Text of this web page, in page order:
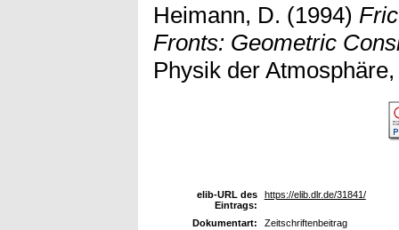
Heimann, D. (1994)
Fronts: Geometric
Physik der
elib-URL des
Eintrags:
https://elib.dlr.de/31841/
Dokumentart:
Zeitschriftenbeitrag